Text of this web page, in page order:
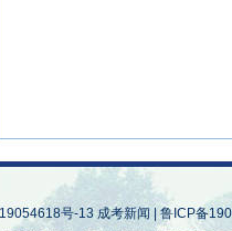
号-13 成考新闻
鲁ICP备